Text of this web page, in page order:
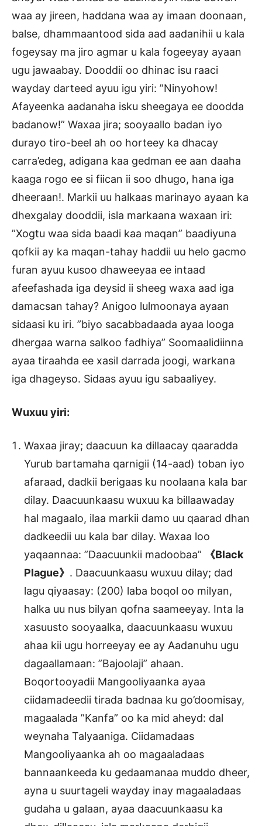
waa ay jireen, haddana waa ay imaan doonaan,
balse, dhammaantood sida aad aadanihii u kala
fogeysay ma jiro agmar u kala fogeeyay ayaan
ugu jawaabay. Dooddii oo dhinac isu raaci
wayday darteed ayuu igu yiri: ”Ninyohow!
Afayeenka aadanaha isku sheegaya ee doodda
badanow!” Waxaa jira; sooyaallo badan iyo
durayo tiro-beel ah oo horteey ka dhacay
carra’edeg, adigana kaa gedman ee aan daaha
kaaga rogo ee si fiican ii soo dhugo, hana iga
dheeraan!. Markii uu halkaas marinayo ayaan ka
dhexgalay dooddii, isla markaana waxaan iri:
”Xogtu waa sida baadi kaa maqan” baadiyuna
qofkii ay ka maqan-tahay haddii uu helo gacmo
furan ayuu kusoo dhaweeyaa ee intaad
afeefashada iga deysid ii sheeg waxa aad iga
damacsan tahay? Anigoo lulmoonaya ayaan
sidaasi ku iri. ”biyo sacabbadaada ayaa looga
dhergaa warna salkoo fadhiya” Soomaalidiinna
ayaa tiraahda ee xasil darrada joogi, warkana
iga dhageyso. Sidaas ayuu igu sabaaliyey.
Wuxuu yiri:
Waxaa jiray; daacuun ka dillaacay qaaradda
Yurub bartamaha qarnigii (14-aad) toban iyo
afaraad, dadkii berigaas ku noolaana kala bar
dilay. Daacuunkaasu wuxuu ka billaawaday
hal magaalo, ilaa markii damo uu qaarad dhan
dadkeedii uu kala bar dilay. Waxaa loo
yaqaannaa: ”Daacuunkii madoobaa”
《Black
Plague》 . Daacuunkaasu wuxuu dilay; dad
lagu qiyaasay: (200) laba boqol oo milyan,
halka uu nus bilyan qofna saameeyay. Inta la
xasuusto sooyaalka, daacuunkaasu wuxuu
ahaa kii ugu horreeyay ee ay Aadanuhu ugu
dagaallamaan: ”Bajoolaji” ahaan.
Boqortooyadii Mangooliyaanka ayaa
ciidamadeedii tirada badnaa ku go’doomisay,
magaalada ”Kanfa” oo ka mid aheyd: dal
weynaha Talyaaniga. Ciidamadaas
Mangooliyaanka ah oo magaaladaas
bannaankeeda ku gedaamanaa muddo dheer,
ayna u suurtageli wayday inay magaaladaas
gudaha u galaan, ayaa daacuunkaasu ka